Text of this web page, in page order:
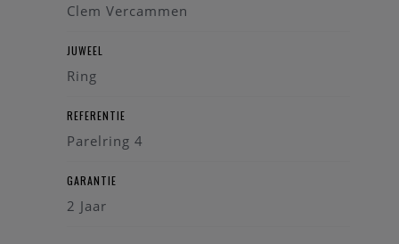
Clem Vercammen
JUWEEL
Ring
REFERENTIE
Parelring 4
GARANTIE
2 Jaar